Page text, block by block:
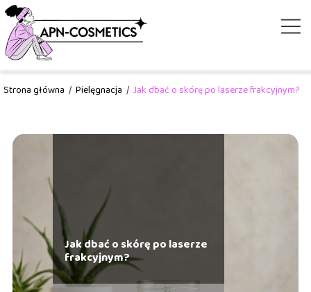
Strona główna / Pielęgnacja / Jak dbać o skórę po laserze frakcyjnym?
Jak dbać o skórę po laserze
frakcyjnym?